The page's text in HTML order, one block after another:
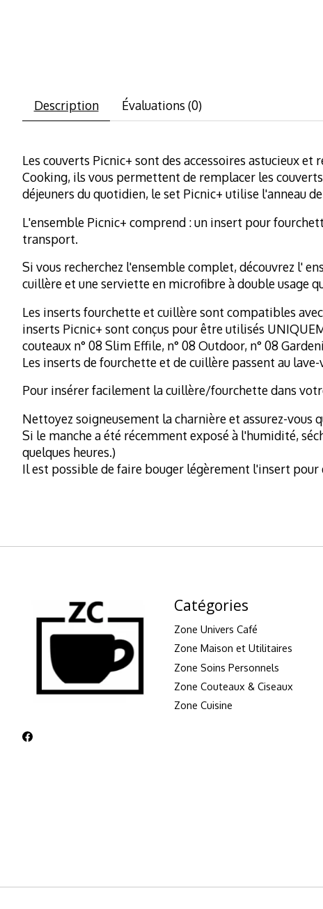
Description Évaluations (0)
Les couverts Picnic+ sont des accessoires astucieux
Cooking, ils vous permettent de remplacer les
déjeuners du quotidien, le set Picnic+ utilise l'anneau
L'ensemble Picnic+ comprend : un insert pour
transport.
Si vous recherchez l'ensemble complet, découvrez l'
cuillère et une serviette en microfibre à double usage
Les inserts fourchette et cuillère sont compatibles
inserts Picnic+ sont conçus pour être utilisés
couteaux n° 08 Slim Effile, n° 08 Outdoor, n° 08
Les inserts de fourchette et de cuillère passent au lave-
Pour insérer facilement la cuillère/fourchette dans
Nettoyez soigneusement la charnière et assurez-vous
Si le manche a été récemment exposé à l'humidité,
quelques heures.)
Il est possible de faire bouger légèrement l'insert
Catégories
Zone Univers Café
Zone Maison et Utilitaires
Zone Soins Personnels
Zone Couteaux & Ciseaux
Zone Cuisine